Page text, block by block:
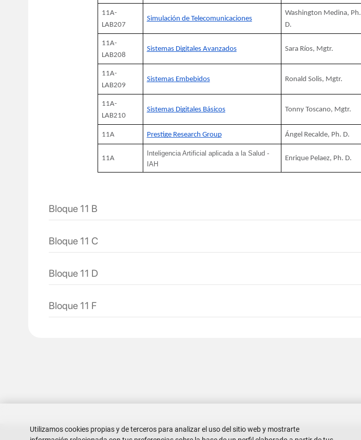
11A-
LAB207
Simulación de Telecomunicaciones
Washington Medina, Ph.
D.
11A-
LAB208
Sistemas Digitales Avanzados Sara Ríos, Mgtr.
11A-
LAB209
Sistemas Embebidos Ronald Solis, Mgtr.
11A-
LAB210
Sistemas Digitales Básicos Tonny Toscano, Mgtr.
11A Prestige Research Group Ángel Recalde, Ph. D.
11A
Inteligencia Artificial aplicada a la Salud -
IAH
Enrique Pelaez, Ph. D.
Bloque 11 B
Bloque 11 C
Bloque 11 D
Bloque 11 F
Utilizamos cookies propias y de terceros para analizar el uso del sitio web y mostrarte